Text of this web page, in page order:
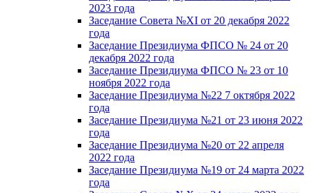
2023 года
Заседание Совета №XI от 20 декабря 2022
года
Заседание Президиума ФПСО № 24 от 20
декабря 2022 года
Заседание Президиума ФПСО № 23 от 10
ноября 2022 года
Заседание Президиума №22 7 октября 2022
года
Заседание Президиума №21 от 23 июня 2022
года
Заседание Президиума №20 от 22 апреля
2022 года
Заседание Президиума №19 от 24 марта 2022
года